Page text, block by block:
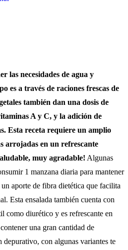
las necesidades de agua y
es a través de raciones frescas de
también dan una dosis de
A y C, y la adición de
Esta receta requiere un amplio
arrojadas en un refrescante
muy agradable! Algunas
1 manzana diaria para mantener
aporte de fibra dietética que facilita
Esta ensalada también cuenta con
como diurético y es refrescante en
una gran cantidad de
depurativo, con algunas variantes te